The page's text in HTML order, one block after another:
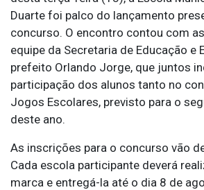
Duarte foi palco do lançamento
concurso. O encontro contou com
equipe da Secretaria de Educação e
prefeito Orlando Jorge, que juntos
participação dos alunos tanto no
Jogos Escolares, previsto para o
deste ano.
As inscrições para o concurso vão
Cada escola participante deverá
marca e entregá-la até o dia 8 de